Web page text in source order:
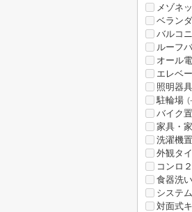
メゾネ
ベランダ
バルコ
ルーフ
オール
エレベ
照明器
駐輪場
バイク
家具・
洗濯機
外観タ
コンロ
食器洗
システ
対面式